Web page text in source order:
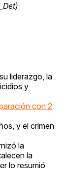
liderazgo, la
y
con 2
y el crimen
la
la
lo resumió